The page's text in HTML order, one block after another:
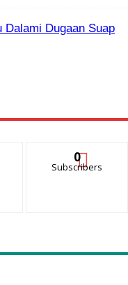
Dugaan Suap
0
Subscribers